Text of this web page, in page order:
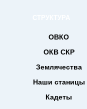
ОВКО
ОКВ СКР
Землячества
Наши станицы
Кадеты